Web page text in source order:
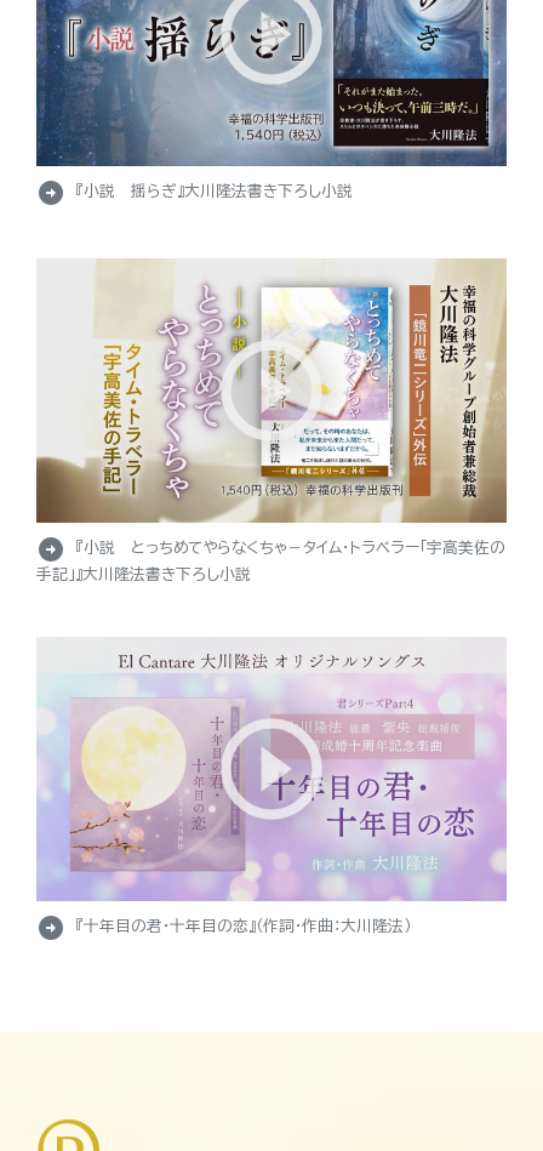
arrow_circle_right 『小説 揺らぎ』大川隆法書き下ろし小説
arrow_circle_right
『小説 とっちめてやらなくちゃ－タイム・トラベラー「宇高美佐の
手記」』大川隆法書き下ろし小説
arrow_circle_right 『十年目の君・十年目の恋』（作詞・作曲：大川隆法）